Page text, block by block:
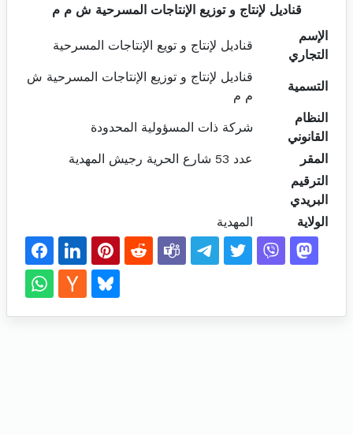
قناديل لإنتاج و توزيع الإنتاجات المسرحية ش م م
الإسم
التجاري
قناديل لإنتاج و تويع الإنتاجات المسرحية
التسمية
قناديل لإنتاج و توزيع الإنتاجات المسرحية ش
م م
النظام
القانوني
شركة ذات المسؤولية المحدودة
المقر
عدد 53 شارع الحرية رجيش المهدية
الترقيم
البريدي
الولاية
المهدية